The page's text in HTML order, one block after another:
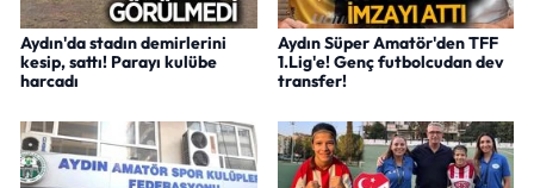
Aydın'da stadın demirlerini
kesip, sattı! Parayı kulübe
harcadı
Aydın Süper Amatör'den TFF
1.Lig'e! Genç futbolcudan dev
transfer!